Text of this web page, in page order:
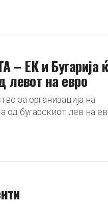
ЕК и Бугарија
левот на евро
за организација на
бугарскиот лев на